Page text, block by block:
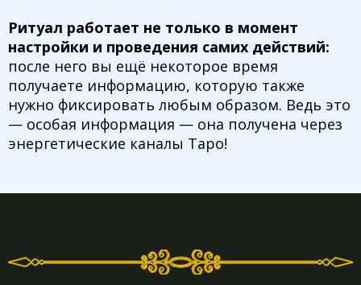
Ритуал работает не только в момент
настройки и проведения самих действий:
после него вы ещё некоторое время
получаете информацию, которую также
нужно фиксировать любым образом. Ведь это
— особая информация — она получена через
энергетические каналы Таро!